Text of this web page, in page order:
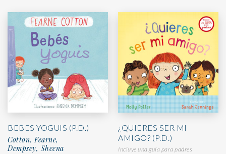
BEBES YOGUIS (P.D.)
Cotton, Fearne,
Dempsey, Sheena
¿QUIERES SER MI
AMIGO? (P.D.)
Incluye una guía para padres